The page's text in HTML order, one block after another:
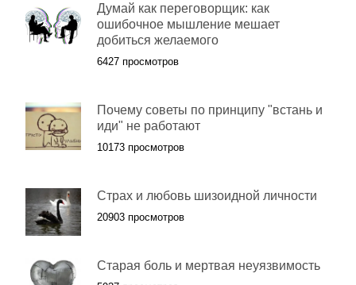
Думай как переговорщик: как
ошибочное мышление мешает
добиться желаемого
6427 просмотров
Почему советы по принципу "встань и
иди" не работают
10173 просмотров
Страх и любовь шизоидной личности
20903 просмотров
Старая боль и мертвая неуязвимость